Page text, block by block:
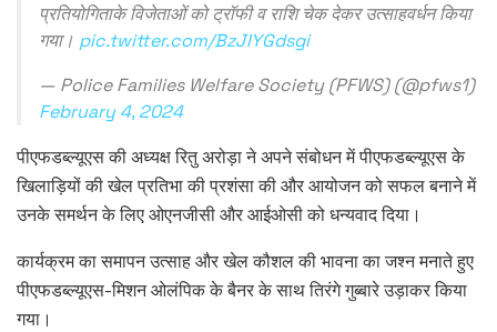
प्रतियोगिताके विजेताओं को ट्रॉफी व राशि चेक देकर उत्साहवर्धन किया
गया। pic.twitter.com/BzJIYGdsgi
— Police Families Welfare Society (PFWS) (@pfws1)
February 4, 2024
पीएफडब्ल्यूएस की अध्यक्ष रितु अरोड़ा ने अपने संबोधन में पीएफडब्ल्यूएस के
खिलाड़ियों की खेल प्रतिभा की प्रशंसा की और आयोजन को सफल बनाने में
उनके समर्थन के लिए ओएनजीसी और आईओसी को धन्यवाद दिया।
कार्यक्रम का समापन उत्साह और खेल कौशल की भावना का जश्न मनाते हुए
पीएफडब्ल्यूएस-मिशन ओलंपिक के बैनर के साथ तिरंगे गुब्बारे उड़ाकर किया
गया।